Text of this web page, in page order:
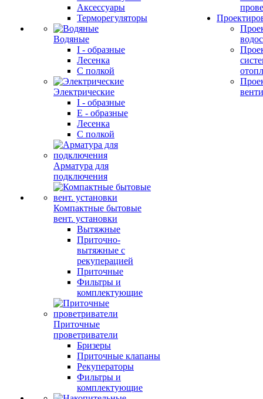
Аксессуары
Терморегуляторы
Водяные
I - образные
Лесенка
С полкой
Электрические
I - образные
E - образные
Лесенка
С полкой
Арматура для
подключения
Компактные бытовые
вент. установки
Вытяжные
Приточно-
вытяжные с
рекуперацией
Приточные
Фильтры и
комплектующие
Приточные
проветриватели
Бризеры
Приточные клапаны
Рекуператоры
Фильтры и
комплектующие